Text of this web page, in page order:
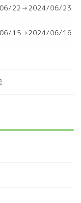
06/22→2024/06/23
06/15→2024/06/16